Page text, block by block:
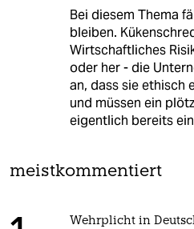
Bei diesem Thema
bleiben.
Wirtschaftliches
oder her - die
an, dass sie ethisch
und müssen ein
eigentlich bereits
meistkommentiert
Wehrplicht in